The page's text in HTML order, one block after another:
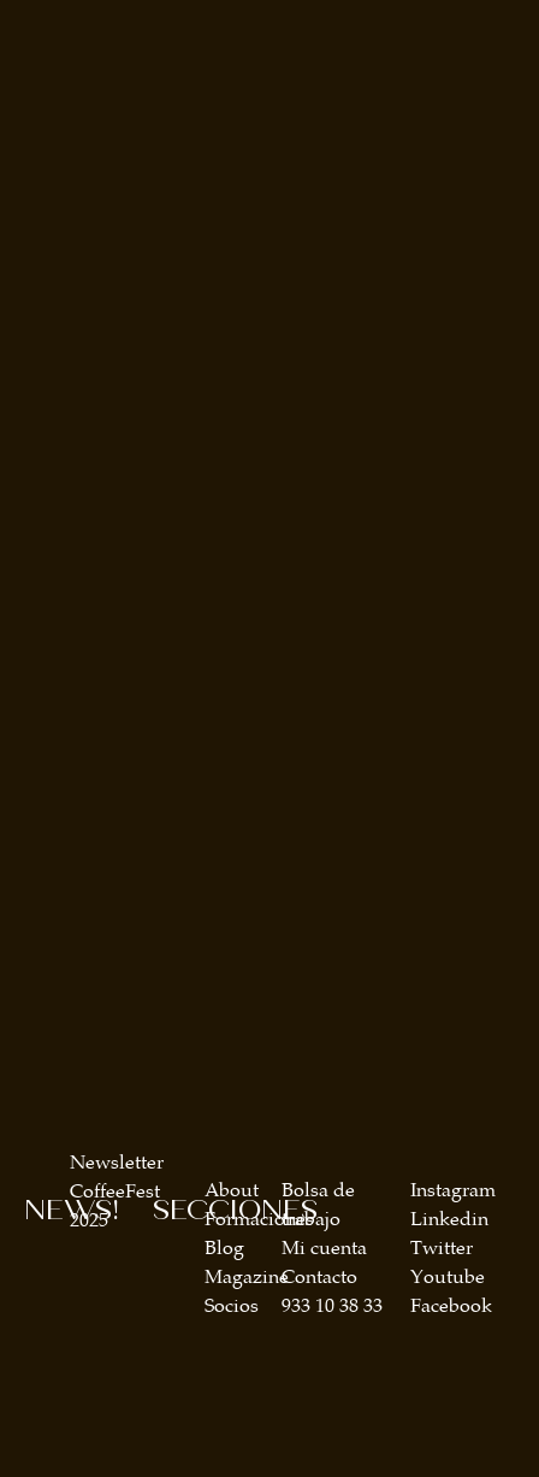
SECCIONES
About
Formaciones
Blog
Magazine
Socios
Bolsa de
trabajo
Mi cuenta
Contacto
933 10 38 33
NEWS!
Newsletter
CoffeeFest
2025
Instagram
Linkedin
Twitter
Youtube
Facebook